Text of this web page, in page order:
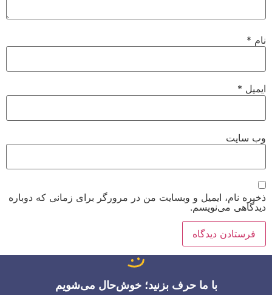
نام *
ایمیل *
وب‌ سایت
ذخیره نام، ایمیل و وبسایت من در مرورگر برای زمانی که دوباره
دیدگاهی می‌نویسم.
با ما حرف بزنید؛ خوش‌حال می‌شویم